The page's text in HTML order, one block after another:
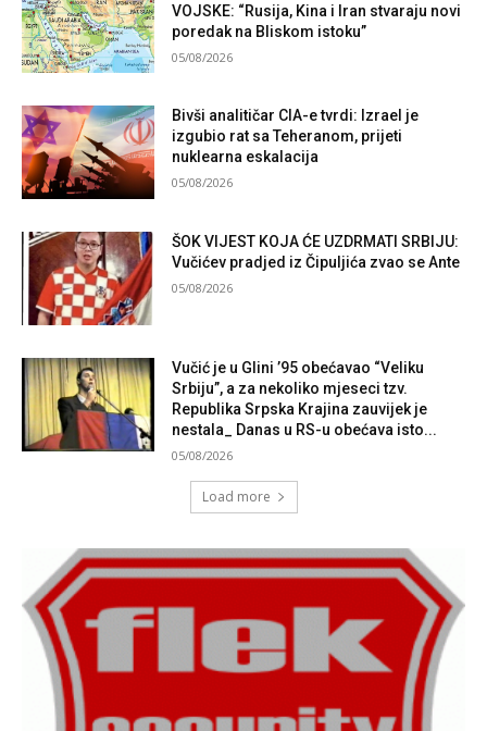
VOJSKE: “Rusija, Kina i Iran stvaraju novi
poredak na Bliskom istoku”
05/08/2026
Bivši analitičar CIA-e tvrdi: Izrael je
izgubio rat sa Teheranom, prijeti
nuklearna eskalacija
05/08/2026
ŠOK VIJEST KOJA ĆE UZDRMATI SRBIJU:
Vučićev pradjed iz Čipuljića zvao se Ante
05/08/2026
Vučić je u Glini ’95 obećavao “Veliku
Srbiju”, a za nekoliko mjeseci tzv.
Republika Srpska Krajina zauvijek je
nestala_ Danas u RS-u obećava isto...
05/08/2026
Load more